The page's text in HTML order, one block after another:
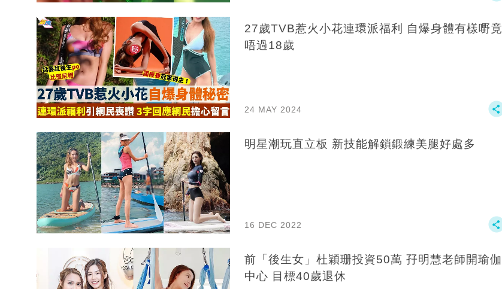
27歲TVB惹火小花連環派福利 自爆身體有樣嘢竟
唔過18歲
24 MAY 2024
明星潮玩直立板 新技能解鎖鍛練美腿好處多
16 DEC 2022
前「後生女」杜穎珊投資50萬 孖明慧老師開瑜伽
中心 目標40歲退休